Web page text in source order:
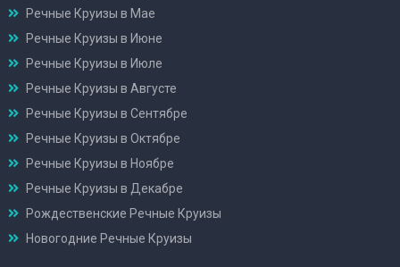
Речные Круизы в Мае
Речные Круизы в Июне
Речные Круизы в Июле
Речные Круизы в Августе
Речные Круизы в Сентябре
Речные Круизы в Октябре
Речные Круизы в Ноябре
Речные Круизы в Декабре
Рождественские Речные Круизы
Новогодние Речные Круизы